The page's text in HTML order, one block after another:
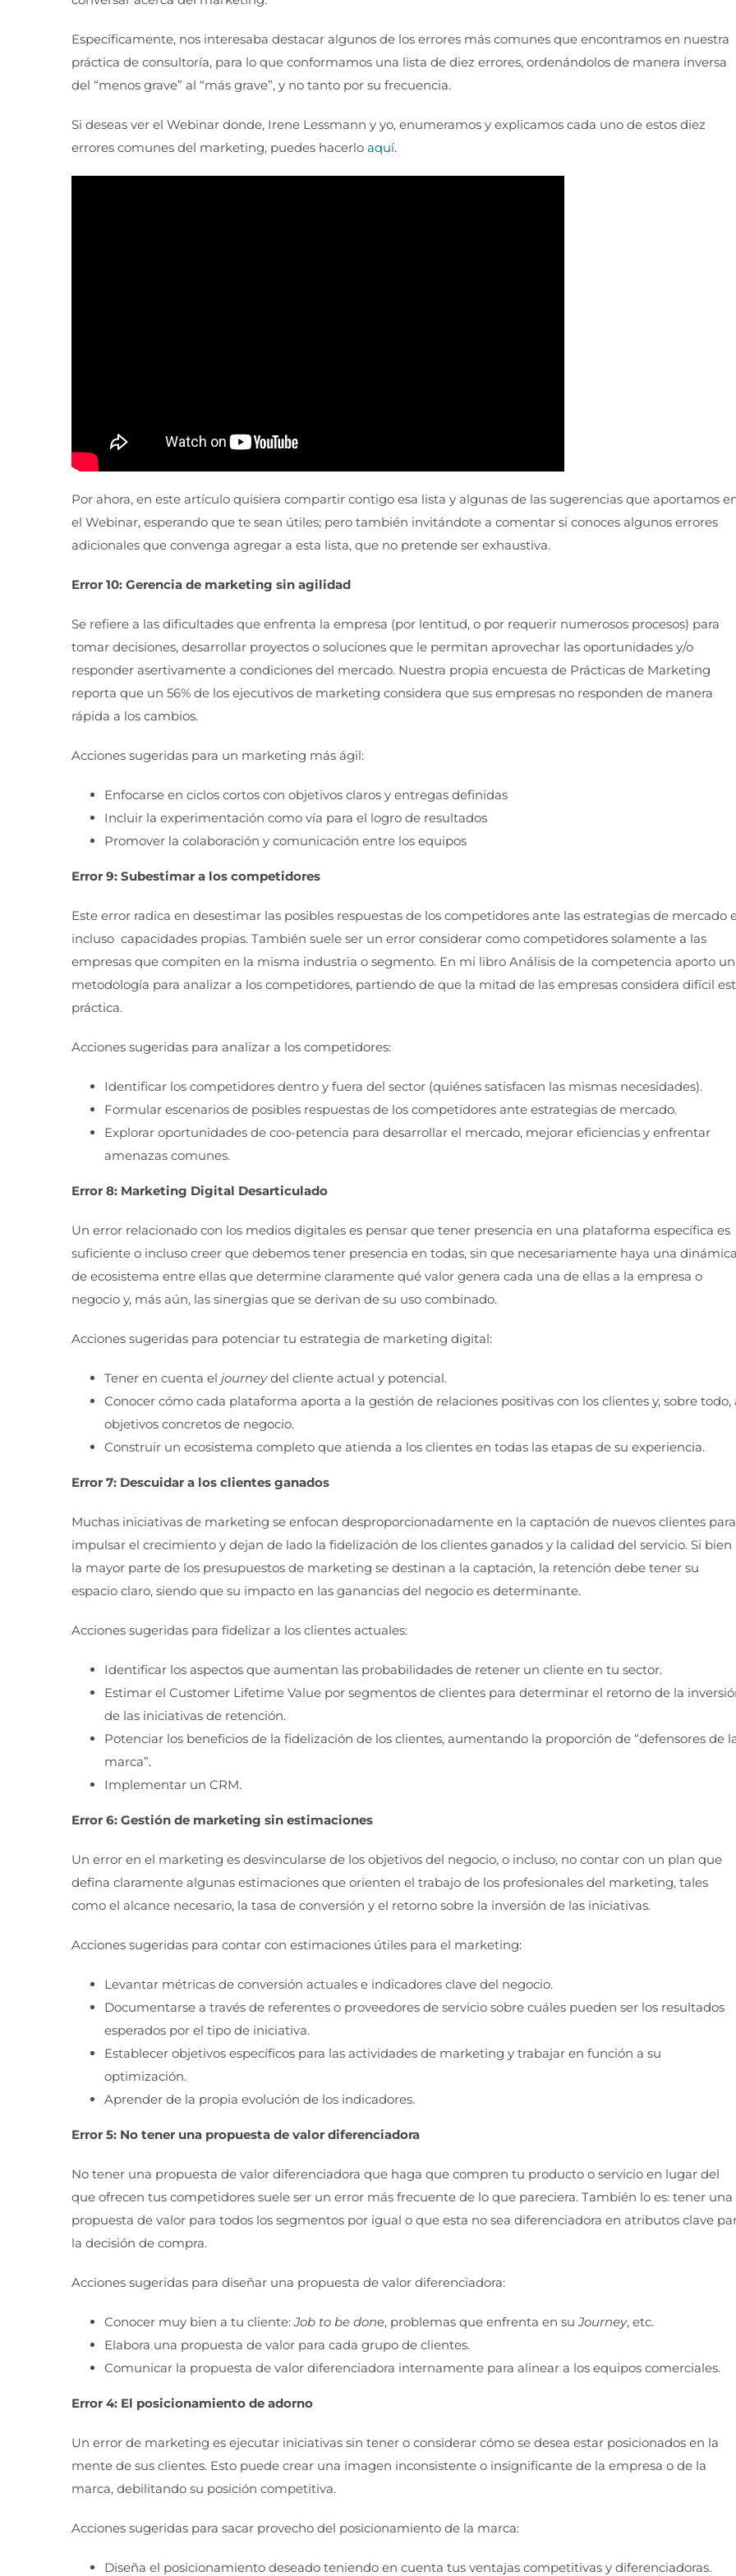
Específicamente, nos interesaba destacar algunos de los errores más comunes que encontramos en nuestra
práctica de consultoría, para lo que conformamos una lista de diez errores, ordenándolos de manera inversa
del “menos grave” al “más grave”, y no tanto por su frecuencia.
Si deseas ver el Webinar donde, Irene Lessmann y yo, enumeramos y explicamos cada uno de estos diez
errores comunes del marketing, puedes hacerlo aquí.
Por ahora, en este artículo quisiera compartir contigo esa lista y algunas de las sugerencias que aportamos
el Webinar, esperando que te sean útiles; pero también invitándote a comentar si conoces algunos errores
adicionales que convenga agregar a esta lista, que no pretende ser exhaustiva.
Error 10: Gerencia de marketing sin agilidad
Se refiere a las dificultades que enfrenta la empresa (por lentitud, o por requerir numerosos procesos) para
tomar decisiones, desarrollar proyectos o soluciones que le permitan aprovechar las oportunidades y/o
responder asertivamente a condiciones del mercado. Nuestra propia encuesta de Prácticas de Marketing
reporta que un 56% de los ejecutivos de marketing considera que sus empresas no responden de manera
rápida a los cambios.
Acciones sugeridas para un marketing más ágil:
Enfocarse en ciclos cortos con objetivos claros y entregas definidas
Incluir la experimentación como vía para el logro de resultados
Promover la colaboración y comunicación entre los equipos
Error 9: Subestimar a los competidores
Este error radica en desestimar las posibles respuestas de los competidores ante las estrategias de mercado
incluso capacidades propias. También suele ser un error considerar como competidores solamente a las
empresas que compiten en la misma industria o segmento. En mi libro Análisis de la competencia aporto
metodología para analizar a los competidores, partiendo de que la mitad de las empresas considera difícil
práctica.
Acciones sugeridas para analizar a los competidores:
Identificar los competidores dentro y fuera del sector (quiénes satisfacen las mismas necesidades).
Formular escenarios de posibles respuestas de los competidores ante estrategias de mercado.
Explorar oportunidades de coo-petencia para desarrollar el mercado, mejorar eficiencias y enfrentar
amenazas comunes.
Error 8: Marketing Digital Desarticulado
Un error relacionado con los medios digitales es pensar que tener presencia en una plataforma específica es
suficiente o incluso creer que debemos tener presencia en todas, sin que necesariamente haya una
de ecosistema entre ellas que determine claramente qué valor genera cada una de ellas a la empresa o
negocio y, más aún, las sinergias que se derivan de su uso combinado.
Acciones sugeridas para potenciar tu estrategia de marketing digital:
Tener en cuenta el journeydel cliente actual y potencial.
Conocer cómo cada plataforma aporta a la gestión de relaciones positivas con los clientes y, sobre todo,
objetivos concretos de negocio.
Construir un ecosistema completo que atienda a los clientes en todas las etapas de su experiencia.
Error 7: Descuidar a los clientes ganados
Muchas iniciativas de marketing se enfocan desproporcionadamente en la captación de nuevos clientes para
impulsar el crecimiento y dejan de lado la fidelización de los clientes ganados y la calidad del servicio. Si bien
la mayor parte de los presupuestos de marketing se destinan a la captación, la retención debe tener su
espacio claro, siendo que su impacto en las ganancias del negocio es determinante.
Acciones sugeridas para fidelizar a los clientes actuales:
Identificar los aspectos que aumentan las probabilidades de retener un cliente en tu sector.
Estimar el Customer Lifetime Value por segmentos de clientes para determinar el retorno de la
de las iniciativas de retención.
Potenciar los beneficios de la fidelización de los clientes, aumentando la proporción de “defensores de
marca”.
Implementar un CRM.
Error 6: Gestión de marketing sin estimaciones
Un error en el marketing es desvincularse de los objetivos del negocio, o incluso, no contar con un plan que
defina claramente algunas estimaciones que orienten el trabajo de los profesionales del marketing, tales
como el alcance necesario, la tasa de conversión y el retorno sobre la inversión de las iniciativas.
Acciones sugeridas para contar con estimaciones útiles para el marketing:
Levantar métricas de conversión actuales e indicadores clave del negocio.
Documentarse a través de referentes o proveedores de servicio sobre cuáles pueden ser los resultados
esperados por el tipo de iniciativa.
Establecer objetivos específicos para las actividades de marketing y trabajar en función a su
optimización.
Aprender de la propia evolución de los indicadores.
Error 5: No tener una propuesta de valor diferenciadora
No tener una propuesta de valor diferenciadora que haga que compren tu producto o servicio en lugar del
que ofrecen tus competidores suele ser un error más frecuente de lo que pareciera. También lo es: tener una
propuesta de valor para todos los segmentos por igual o que esta no sea diferenciadora en atributos clave
la decisión de compra.
Acciones sugeridas para diseñar una propuesta de valor diferenciadora:
Conocer muy bien a tu cliente:Job to be done, problemas que enfrenta en suJourney, etc.
Elabora una propuesta de valor para cada grupo de clientes.
Comunicar la propuesta de valor diferenciadora internamente para alinear a los equipos comerciales.
Error 4: El posicionamiento de adorno
Un error de marketing es ejecutar iniciativas sin tener o considerar cómo se desea estar posicionados en la
mente de sus clientes. Esto puede crear una imagen inconsistente o insignificante de la empresa o de la
marca, debilitando su posición competitiva.
Acciones sugeridas para sacar provecho del posicionamiento de la marca:
Diseña el posicionamiento deseado teniendo en cuenta tus ventajas competitivas y diferenciadoras.